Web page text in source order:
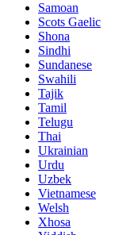
Samoan
Scots Gaelic
Shona
Sindhi
Sundanese
Swahili
Tajik
Tamil
Telugu
Thai
Ukrainian
Urdu
Uzbek
Vietnamese
Welsh
Xhosa